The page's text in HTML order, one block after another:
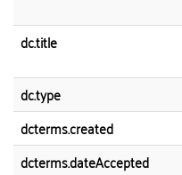
dc.title
dc.type
dcterms.created
dcterms.dateAccepted